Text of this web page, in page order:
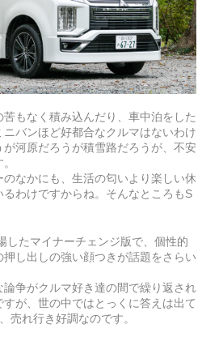
もなく積み込んだり、車中泊をした
バンほど好都合なクルマはないわけ
河原だろうが積雪路だろうが、不安
なかにも、生活の匂いより楽しい休
わけですからね。そんなところもS
したマイナーチェンジ版で、個性的
し出しの強い顔つきが話題をさらい
争がクルマ好き達の間で繰り返され
が、世の中ではとっくに答えは出て
売れ行き好調なのです。